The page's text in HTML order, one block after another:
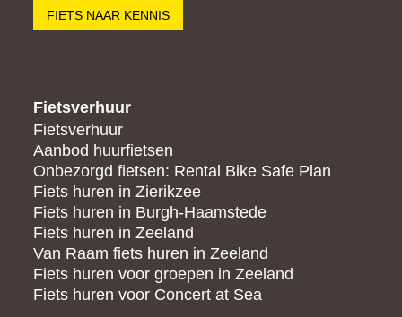
FIETS NAAR KENNIS
Fietsverhuur
Fietsverhuur
Aanbod huurfietsen
Onbezorgd fietsen: Rental Bike Safe Plan
Fiets huren in Zierikzee
Fiets huren in Burgh-Haamstede
Fiets huren in Zeeland
Van Raam fiets huren in Zeeland
Fiets huren voor groepen in Zeeland
Fiets huren voor Concert at Sea